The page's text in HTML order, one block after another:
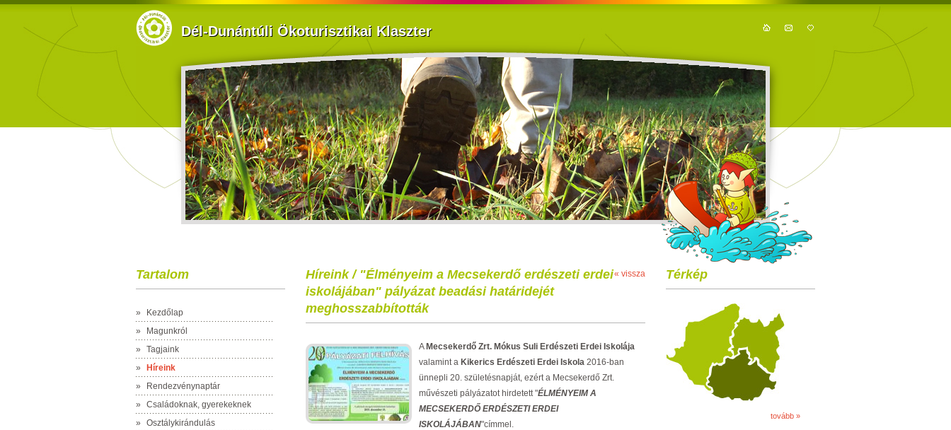
Dél-Dunántúli Ökoturisztikai Klaszter
Tartalom
»
Kezdőlap
»
Magunkról
»
Tagjaink
»
Híreink
»
Rendezvénynaptár
»
Családoknak, gyerekeknek
»
Osztálykirándulás
« vissza
Híreink / "Élményeim a Mecsekerdő erdészeti erdei
iskolájában" pályázat beadási határidejét
meghosszabbították
A Mecsekerdő Zrt. Mókus Suli Erdészeti Erdei Iskolája
valamint a Kikerics Erdészeti Erdei Iskola 2016-ban
ünnepli 20. születésnapját, ezért a Mecsekerdő Zrt.
művészeti pályázatot hirdetett "ÉLMÉNYEIM A
MECSEKERDŐ ERDÉSZETI ERDEI
ISKOLÁJÁBAN"címmel.
Térkép
tovább »